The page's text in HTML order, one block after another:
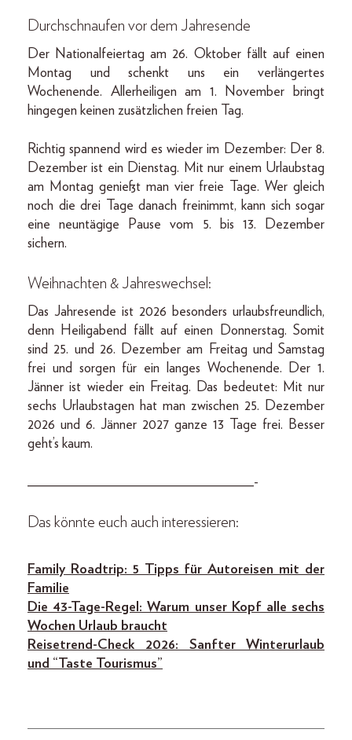
Durchschnaufen vor dem Jahresende
Der Nationalfeiertag am 26. Oktober fällt auf einen
Montag und schenkt uns ein verlängertes
Wochenende. Allerheiligen am 1. November bringt
hingegen keinen zusätzlichen freien Tag.
Richtig spannend wird es wieder im Dezember: Der 8.
Dezember ist ein Dienstag. Mit nur einem Urlaubstag
am Montag genießt man vier freie Tage. Wer gleich
noch die drei Tage danach freinimmt, kann sich sogar
eine neuntägige Pause vom 5. bis 13. Dezember
sichern.
Weihnachten & Jahreswechsel:
Das Jahresende ist 2026 besonders urlaubsfreundlich,
denn Heiligabend fällt auf einen Donnerstag. Somit
sind 25. und 26. Dezember am Freitag und Samstag
frei und sorgen für ein langes Wochenende. Der 1.
Jänner ist wieder ein Freitag. Das bedeutet: Mit nur
sechs Urlaubstagen hat man zwischen 25. Dezember
2026 und 6. Jänner 2027 ganze 13 Tage frei. Besser
geht’s kaum.
________________________________-
Das könnte euch auch interessieren:
Family Roadtrip: 5 Tipps für Autoreisen mit der
Familie
Die 43-Tage-Regel: Warum unser Kopf alle sechs
Wochen Urlaub braucht
Reisetrend-Check 2026: Sanfter Winterurlaub
und “Taste Tourismus”